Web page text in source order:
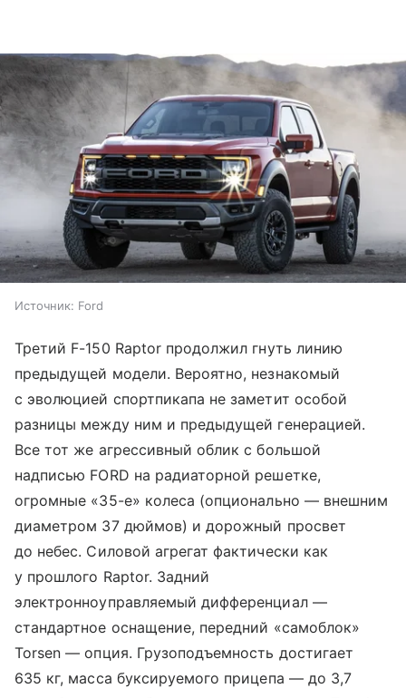
Источник: Ford
Третий F-150 Raptor продолжил гнуть линию
предыдущей модели. Вероятно, незнакомый
с эволюцией спортпикапа не заметит особой
разницы между ним и предыдущей генерацией.
Все тот же агрессивный облик с большой
надписью FORD на радиаторной решетке,
огромные «35-е» колеса (опционально — внешним
диаметром 37 дюймов) и дорожный просвет
до небес. Силовой агрегат фактически как
у прошлого Raptor. Задний
электронноуправляемый дифференциал —
стандартное оснащение, передний «самоблок»
Torsen — опция. Грузоподъемность достигает
635 кг, масса буксируемого прицепа — до 3,7